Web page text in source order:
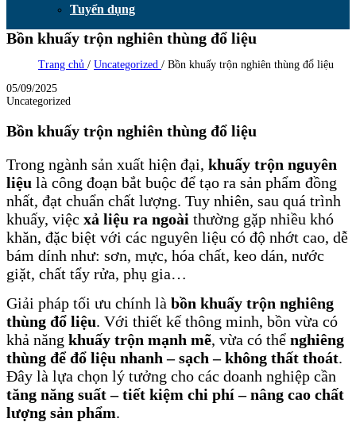
Tuyển dụng
Bồn khuấy trộn nghiên thùng đổ liệu
Trang chủ / Uncategorized / Bồn khuấy trộn nghiên thùng đổ liệu
05/09/2025
Uncategorized
Bồn khuấy trộn nghiên thùng đổ liệu
Trong ngành sản xuất hiện đại, khuấy trộn nguyên
liệu là công đoạn bắt buộc để tạo ra sản phẩm đồng
nhất, đạt chuẩn chất lượng. Tuy nhiên, sau quá trình
khuấy, việc xả liệu ra ngoài thường gặp nhiều khó
khăn, đặc biệt với các nguyên liệu có độ nhớt cao, dễ
bám dính như: sơn, mực, hóa chất, keo dán, nước
giặt, chất tẩy rửa, phụ gia…
Giải pháp tối ưu chính là bồn khuấy trộn nghiêng
thùng đổ liệu. Với thiết kế thông minh, bồn vừa có
khả năng khuấy trộn mạnh mẽ, vừa có thể nghiêng
thùng để đổ liệu nhanh – sạch – không thất thoát.
Đây là lựa chọn lý tưởng cho các doanh nghiệp cần
tăng năng suất – tiết kiệm chi phí – nâng cao chất
lượng sản phẩm.